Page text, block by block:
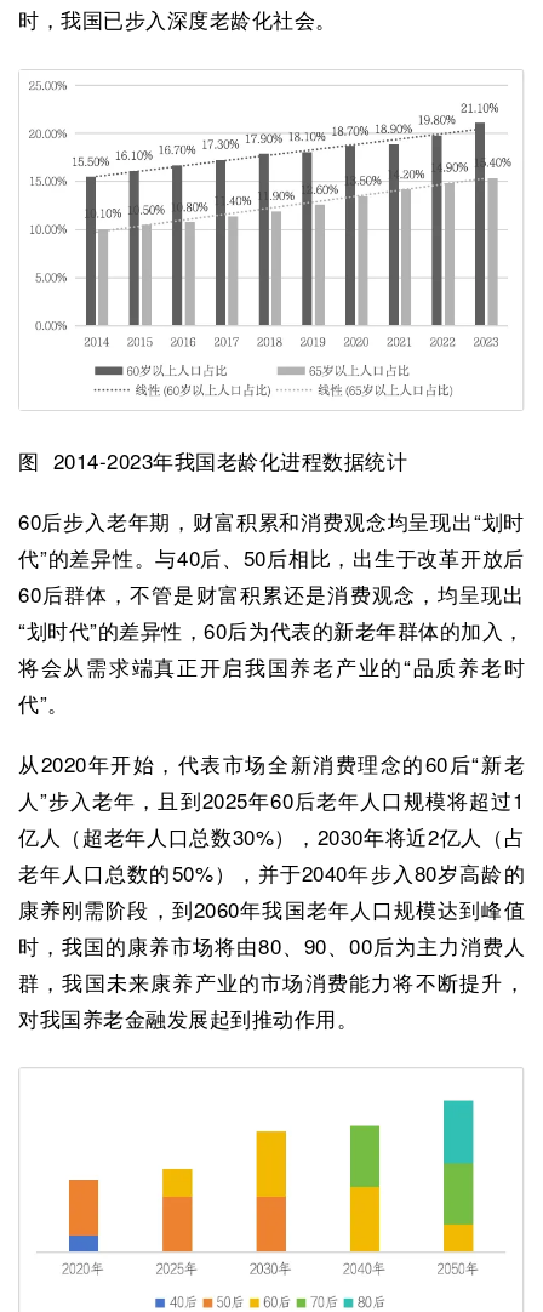
时，我国已步入深度老龄化社会。
图 2014-2023年我国老龄化进程数据统计
60后步入老年期，财富积累和消费观念均呈现出“划时
代”的差异性。与40后、50后相比，出生于改革开放后
60后群体，不管是财富积累还是消费观念，均呈现出
“划时代”的差异性，60后为代表的新老年群体的加入，
将会从需求端真正开启我国养老产业的“品质养老时
代”。
从2020年开始，代表市场全新消费理念的60后“新老
人”步入老年，且到2025年60后老年人口规模将超过1
亿人（超老年人口总数30%），2030年将近2亿人（占
老年人口总数的50%），并于2040年步入80岁高龄的
康养刚需阶段，到2060年我国老年人口规模达到峰值
时，我国的康养市场将由80、90、00后为主力消费人
群，我国未来康养产业的市场消费能力将不断提升，
对我国养老金融发展起到推动作用。